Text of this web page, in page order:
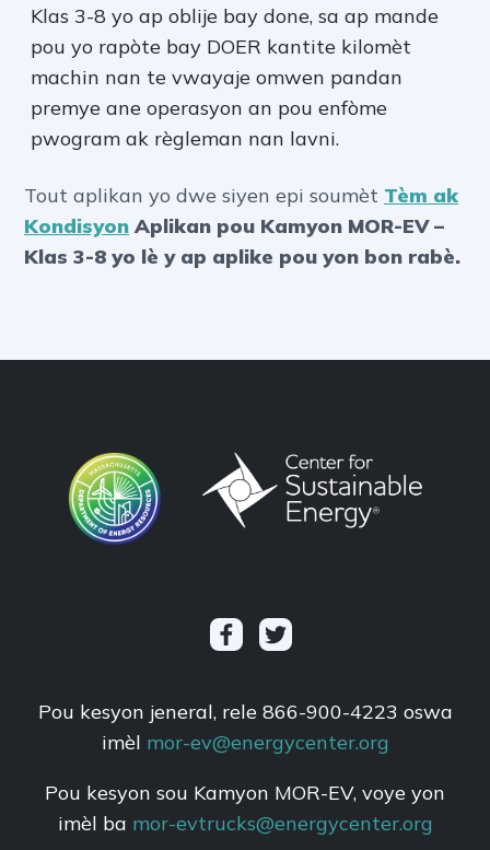
Klas 3-8 yo ap oblije bay done, sa ap mande
pou yo rapòte bay DOER kantite kilomèt
machin nan te vwayaje omwen pandan
premye ane operasyon an pou enfòme
pwogram ak règleman nan lavni.
Tout aplikan yo dwe siyen epi soumèt Tèm ak
Kondisyon Aplikan pou Kamyon MOR-EV –
Klas 3-8 yo lè y ap aplike pou yon bon rabè.
Pou kesyon jeneral, rele 866-900-4223 oswa
imèl mor-ev@energycenter.org
Pou kesyon sou Kamyon MOR-EV, voye yon
imèl ba mor-evtrucks@energycenter.org